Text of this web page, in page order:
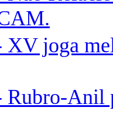
XV joga
Rubro-Anil